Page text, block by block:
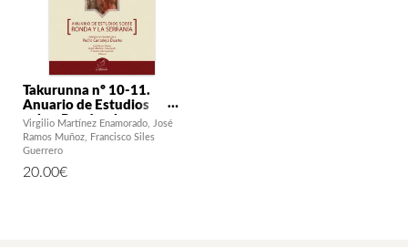
Takurunna nº 10-11.
Anuario de Estudios
sobre Ronda y la
Serranía. Estudios en
homenaje a Pedro
Virgilio Martínez Enamorado
José
Ramos Muñoz
Francisco Siles
Guerrero
20.00€